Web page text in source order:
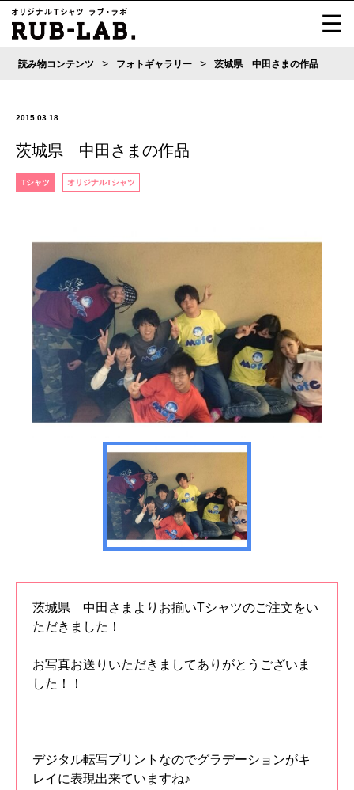
読み物コンテンツ > フォトギャラリー > 茨城県 中田さまの作品
2015.03.18
茨城県 中田さまの作品
Tシャツ オリジナルTシャツ
茨城県 中田さまよりお揃いTシャツのご注文をい
ただきました！
お写真お送りいただきましてありがとうございま
した！！
デジタル転写プリントなのでグラデーションがキ
レイに表現出来ていますね♪